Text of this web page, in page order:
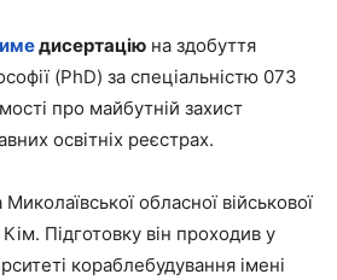
дисертацію на здобуття
(PhD) за спеціальністю 073
про майбутній захист
освітніх реєстрах.
обласної військової
Кім. Підготовку він проходив у
кораблебудування імені